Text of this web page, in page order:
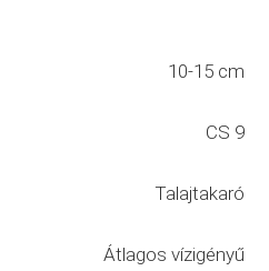
10-15 cm
CS 9
Talajtakaró
Átlagos vízigényű